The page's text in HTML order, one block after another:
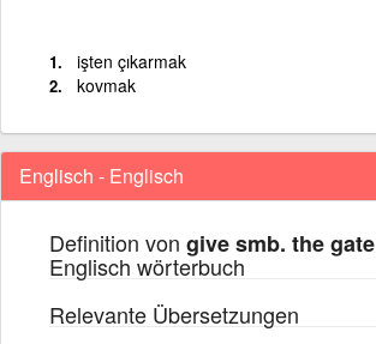
işten çıkarmak
kovmak
Englisch - Englisch
Definition von give smb. the gate
Englisch wörterbuch
Relevante Übersetzungen